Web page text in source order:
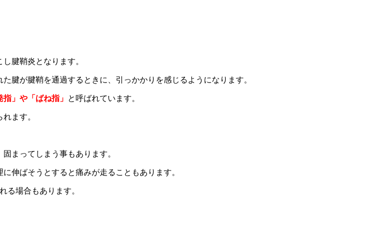
腱鞘炎となります。
腱が腱鞘を通過するときに、引っかかりを感じるようになります。
指」や「ばね指」 と呼ばれています。
れます。
まってしまう事もあります。
伸ばそうとすると痛みが走ることもあります。
る場合もあります。